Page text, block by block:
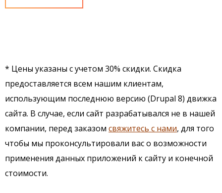
* Цены указаны с учетом 30% скидки. Скидка
предоставляется всем нашим клиентам,
использующим последнюю версию (Drupal 8) движка
сайта. В случае, если сайт разрабатывался не в нашей
компании, перед заказом свяжитесь с нами, для того
чтобы мы проконсультировали вас о возможности
применения данных приложений к сайту и конечной
стоимости.